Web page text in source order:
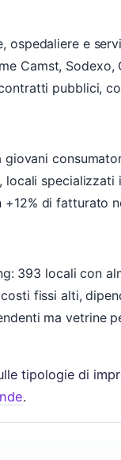
ospedaliere e
Camst, Sodexo,
pubblici,
locali
+12% di fatturato
393 locali con
fissi alti,
ma vetrine
tipologie di
.